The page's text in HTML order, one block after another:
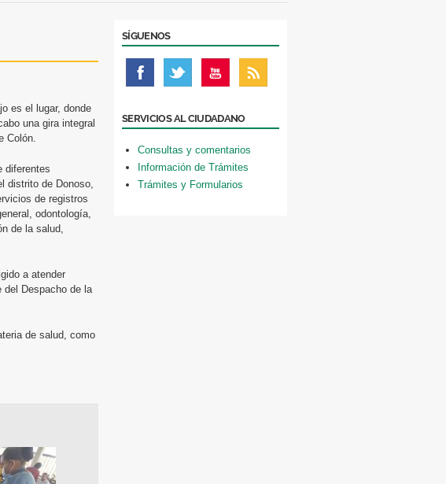
es el lugar, donde
una gira integral
Colón.
diferentes
distrito de Donoso,
de registros
odontología,
de la salud,
a atender
del Despacho de la
de salud, como
SÍGUENOS
SERVICIOS AL CIUDADANO
Consultas y comentarios
Información de Trámites
Trámites y Formularios